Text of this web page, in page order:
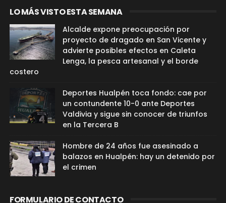
LO MÁS VISTO ESTA SEMANA
Alcalde expone preocupación por
proyecto de dragado en San Vicente y
advierte posibles efectos en Caleta
Lenga, la pesca artesanal y el borde
costero
Deportes Hualpén toca fondo: cae por
un contundente 10-0 ante Deportes
Valdivia y sigue sin conocer de triunfos
en la Tercera B
Hombre de 24 años fue asesinado a
balazos en Hualpén: hay un detenido por
el crimen
FORMULARIO DE CONTACTO